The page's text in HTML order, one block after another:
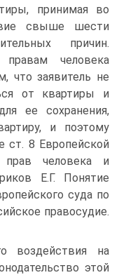
принимая во
свыше шести
причин.
человека
что заявитель не
от квартиры и
ее сохранения,
и поэтому
ст. 8 Европейской
человека и
Е.Г. Понятие
суда по
правосудие.
воздействия на
этой